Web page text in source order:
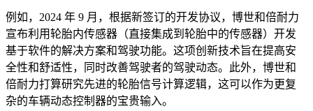
例如，2024 年 9 月，根据新签订的开发协议，博世和倍耐力
宣布利用轮胎内传感器（直接集成到轮胎中的传感器）开发
基于软件的解决方案和驾驶功能。这项创新技术旨在提高安
全性和舒适性，同时改善驾驶者的驾驶动态。此外，博世和
倍耐力打算研究先进的轮胎信号计算逻辑，这可以作为更复
杂的车辆动态控制器的宝贵输入。